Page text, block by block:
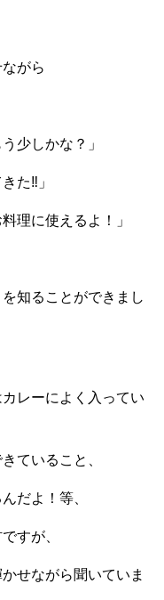
がら
少しかな？」
た‼」
理に使えるよ！」
知ることができまし
レーによく入ってい
ていること、
だよ！等、
すが、
せながら聞いていま